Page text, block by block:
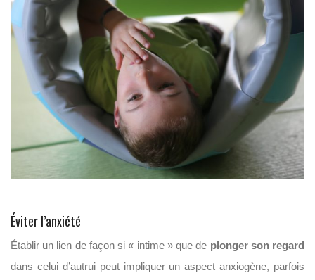
Éviter l’anxiété
Établir un lien de façon si « intime » que de plonger son regard
dans celui d’autrui peut impliquer un aspect anxiogène, parfois